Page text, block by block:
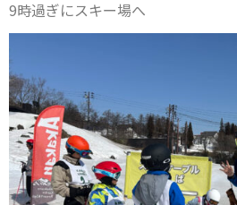
9時過ぎにスキー場へ